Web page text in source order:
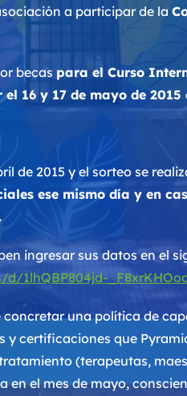
a participar de la
becas para el Curso
16 y 17 de mayo de 2015
de 2015 y el sorteo se
ese mismo día y en
ingresar sus datos en el
1lhQBP804jd-
una política de
certificaciones que
(terapeutas,
en el mes de mayo,